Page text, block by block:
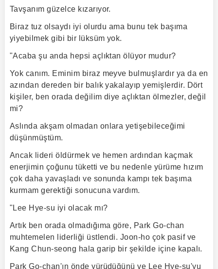
Tavşanım güzelce kızarıyor.
Biraz tuz olsaydı iyi olurdu ama bunu tek başıma
yiyebilmek gibi bir lüksüm yok.
"Acaba şu anda hepsi açlıktan ölüyor mudur?
Yok canım. Eminim biraz meyve bulmuşlardır ya da en
azından dereden bir balık yakalayıp yemişlerdir. Dört
kişiler, ben orada değilim diye açlıktan ölmezler, değil
mi?
Aslında akşam olmadan onlara yetişebileceğimi
düşünmüştüm.
Ancak lideri öldürmek ve hemen ardından kaçmak
enerjimin çoğunu tüketti ve bu nedenle yürüme hızım
çok daha yavaşladı ve sonunda kampı tek başıma
kurmam gerektiği sonucuna vardım.
"Lee Hye-su iyi olacak mı?
Artık ben orada olmadığıma göre, Park Go-chan
muhtemelen liderliği üstlendi. Joon-ho çok pasif ve
Kang Chun-seong hala garip bir şekilde içine kapalı.
Park Go-chan'ın önde yürüdüğünü ve Lee Hye-su'yu